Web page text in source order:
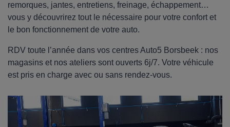
remorques, jantes, entretiens, freinage, échappement…
vous y découvrirez tout le nécessaire pour votre confort et
le bon fonctionnement de votre auto.
RDV toute l’année dans vos centres Auto5 Borsbeek : nos
magasins et nos ateliers sont ouverts 6j/7. Votre véhicule
est pris en charge avec ou sans rendez-vous.